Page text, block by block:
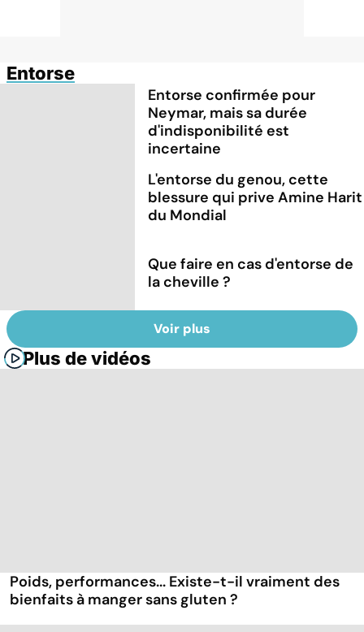
Entorse
Entorse confirmée pour
Neymar, mais sa durée
d'indisponibilité est
incertaine
L'entorse du genou, cette
blessure qui prive Amine Harit
du Mondial
Que faire en cas d'entorse de
la cheville ?
Voir plus
Plus de vidéos
Poids, performances... Existe-t-il vraiment des
bienfaits à manger sans gluten ?